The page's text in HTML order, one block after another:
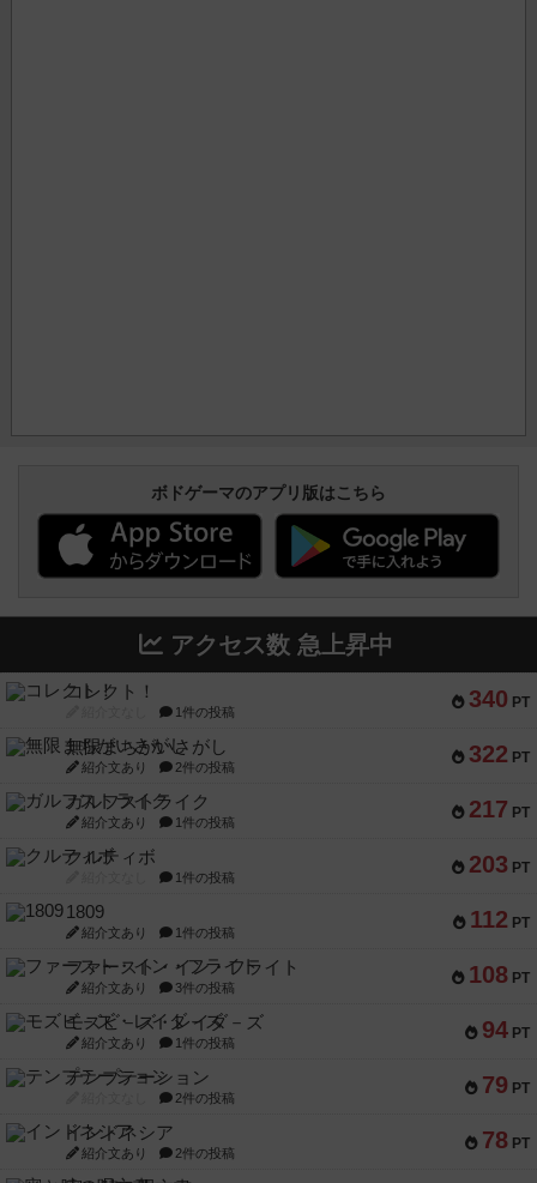
ボドゲーマのアプリ版はこちら
アクセス数 急上昇中
340 PT
コレクト！
1件の投稿
322 PT
無限まちがいさがし
紹介文あり 2件の投稿
217 PT
ガルフストライク
紹介文あり 1件の投稿
203 PT
クルティボ
1件の投稿
112 PT
1809
紹介文あり 1件の投稿
108 PT
ファースト・イン・フライト
紹介文あり 3件の投稿
94 PT
モズビ－ズ・レイダ－ズ
紹介文あり 1件の投稿
79 PT
テンプテーション
2件の投稿
78 PT
インドネシア
紹介文あり 2件の投稿